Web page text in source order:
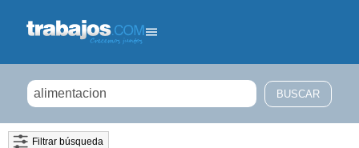
Filtrar búsqueda